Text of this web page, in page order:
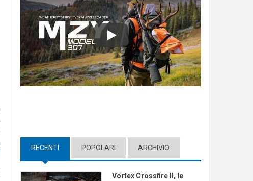
Play
RECENTI (ACTIVE TAB)
POPOLARI ARCHIVIO
Vortex Crossfire II, le